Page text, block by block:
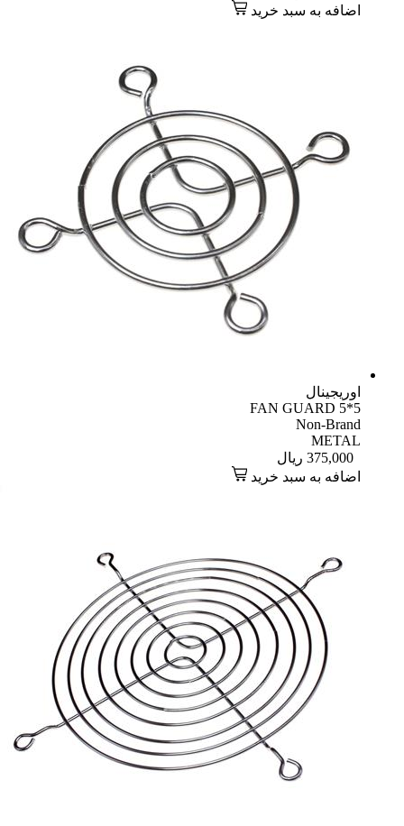
اضافه به سبد خرید
اوریجینال
FAN GUARD 5*5
Non-Brand
METAL
375,000 ریال
اضافه به سبد خرید